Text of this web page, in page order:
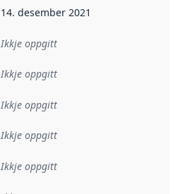
14. desember 2021
Ikkje oppgitt
Ikkje oppgitt
Ikkje oppgitt
Ikkje oppgitt
Ikkje oppgitt